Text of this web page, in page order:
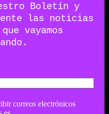
Boletín y
las noticias
vayamos
correos electrónicos